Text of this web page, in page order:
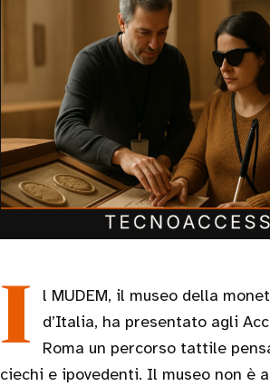
Il MUDEM, il museo della moneta della Banca
d’Italia, ha presentato agli
Roma un percorso tattile
ciechi e ipovedenti. Il museo non è